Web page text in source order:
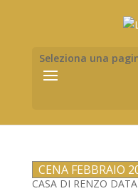
Seleziona una
CENA FEBBRAIO
CASA DI RENZO